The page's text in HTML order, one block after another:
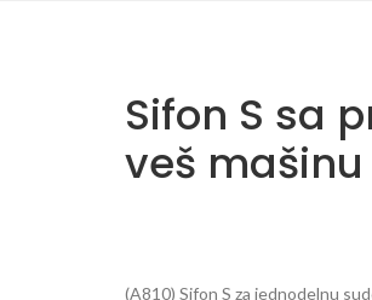
Sifon S sa
veš mašinu
(A810) Sifon S za jednodelnu